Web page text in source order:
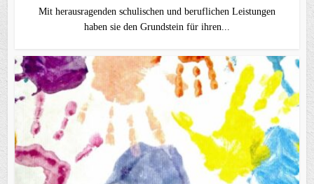
Mit herausragenden schulischen und beruflichen Leistungen
haben sie den Grundstein für ihren...